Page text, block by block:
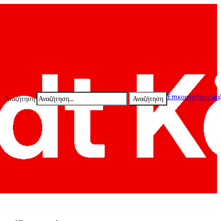
Αναζήτηση Αναζήτηση Επικοινωνήστε